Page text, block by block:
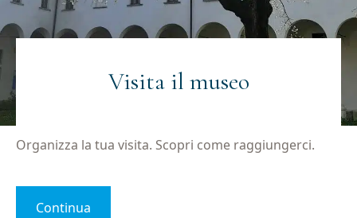
Visita il museo
Organizza la tua visita. Scopri come raggiungerci.
Continua